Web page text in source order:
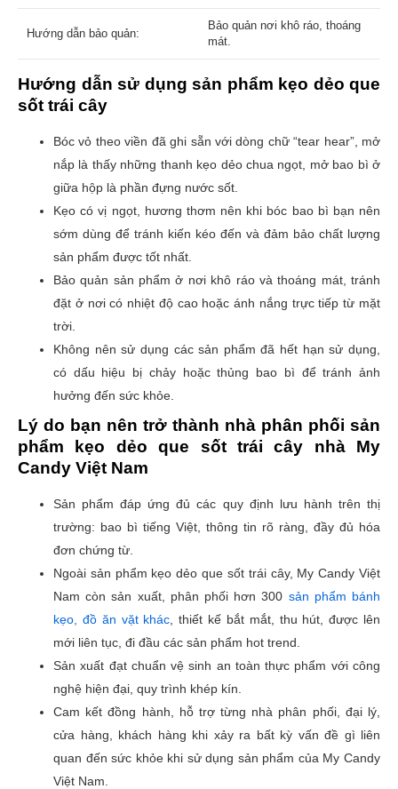
Hướng dẫn bảo quản:
Bảo quản nơi khô ráo, thoáng
mát.
Hướng dẫn sử dụng sản phẩm kẹo dẻo que
sốt trái cây
Bóc vỏ theo viền đã ghi sẵn với dòng chữ “tear hear”, mở
nắp là thấy những thanh kẹo dẻo chua ngọt, mở bao bì ở
giữa hộp là phần đựng nước sốt.
Kẹo có vị ngọt, hương thơm nên khi bóc bao bì bạn nên
sớm dùng để tránh kiến kéo đến và đảm bảo chất lượng
sản phẩm được tốt nhất.
Bảo quản sản phẩm ở nơi khô ráo và thoáng mát, tránh
đặt ở nơi có nhiệt độ cao hoặc ánh nắng trực tiếp từ mặt
trời.
Không nên sử dụng các sản phẩm đã hết hạn sử dụng,
có dấu hiệu bị chảy hoặc thủng bao bì để tránh ảnh
hưởng đến sức khỏe.
Lý do bạn nên trở thành nhà phân phối sản
phẩm kẹo dẻo que sốt trái cây nhà My
Candy Việt Nam
Sản phẩm đáp ứng đủ các quy định lưu hành trên thị
trường: bao bì tiếng Việt, thông tin rõ ràng, đầy đủ hóa
đơn chứng từ.
Ngoài sản phẩm kẹo dẻo que sốt trái cây, My Candy Việt
Nam còn sản xuất, phân phối hơn 300 sản phẩm bánh
kẹo, đồ ăn vặt khác , thiết kế bắt mắt, thu hút, được lên
mới liên tục, đi đầu các sản phẩm hot trend.
Sản xuất đạt chuẩn vệ sinh an toàn thực phẩm với công
nghệ hiện đại, quy trình khép kín.
Cam kết đồng hành, hỗ trợ từng nhà phân phối, đại lý,
cửa hàng, khách hàng khi xảy ra bất kỳ vấn đề gì liên
quan đến sức khỏe khi sử dụng sản phẩm của My Candy
Việt Nam.